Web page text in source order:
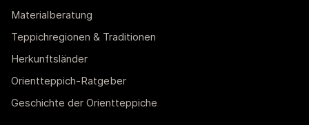
Materialberatung
Teppichregionen & Traditionen
Herkunftsländer
Orientteppich-Ratgeber
Geschichte der Orientteppiche